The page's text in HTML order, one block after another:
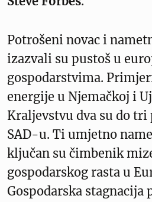
Potrošeni novac i
izazvali su pustoš u
gospodarstvima.
energije u Njemačkoj i
Kraljevstvu dva su do tri
SAD-u. Ti umjetno
ključan su čimbenik
gospodarskog rasta u
Gospodarska stagnacija